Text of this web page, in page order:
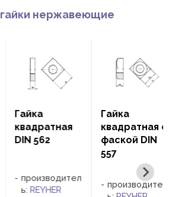
гайки нержавеющие
Гайка
квадратная
DIN 562
производител
ь:REYHER
Гайка
квадратная с
фаской DIN
557
производител